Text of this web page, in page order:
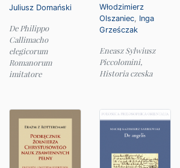
Juliusz Domański
De Philippo
Callimacho
elegicorum
Romanorum
imitatore
Włodzimierz
Olszaniec, Inga
Grześczak
Eneasz Sylwiusz
Piccolomini,
Historia czeska